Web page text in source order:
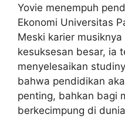
Yovie menempuh
Ekonomi Universitas
Meski karier
kesuksesan besar, ia
menyelesaikan
bahwa pendidikan
penting, bahkan bagi
berkecimpung di